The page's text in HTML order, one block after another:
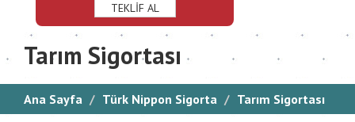
TEKLİF AL
Tarım Sigortası
Ana Sayfa Türk Nippon Sigorta Tarım Sigortası